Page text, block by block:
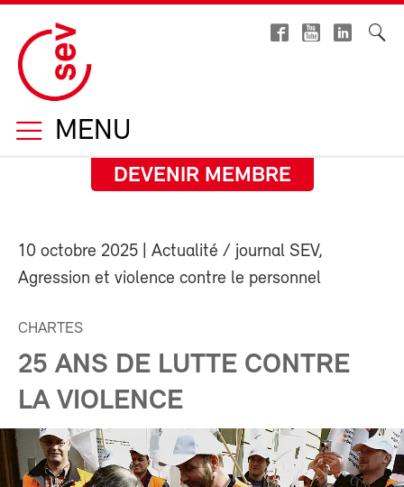
MENU
DEVENIR MEMBRE
10 octobre 2025 | Actualité / journal SEV,
Agression et violence contre le personnel
CHARTES
25 ANS DE LUTTE CONTRE
LA VIOLENCE